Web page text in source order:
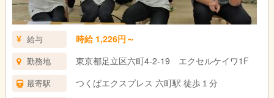
給与 時給 1,226円～
勤務地 東京都足立区六町4-2-19 エクセルケイワ1F
最寄駅 つくばエクスプレス 六町駅 徒歩１分